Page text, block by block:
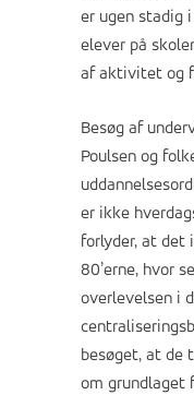
er ugen stadig
elever på
af aktivitet og
Besøg af
Poulsen og
er ikke
forlyder, at det
80’erne, hvor
overlevelsen i
besøget, at de
om grundlaget